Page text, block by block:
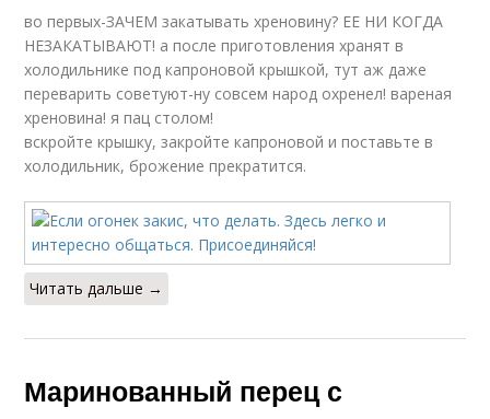
во первых-ЗАЧЕМ закатывать хреновину? ЕЕ НИ КОГДА
НЕЗАКАТЫВАЮТ! а после приготовления хранят в
холодильнике под капроновой крышкой, тут аж даже
переварить советуют-ну совсем народ охренел! вареная
хреновина! я пац столом!
вскройте крышку, закройте капроновой и поставьте в
холодильник, брожение прекратится.
Читать дальше →
Маринованный перец с